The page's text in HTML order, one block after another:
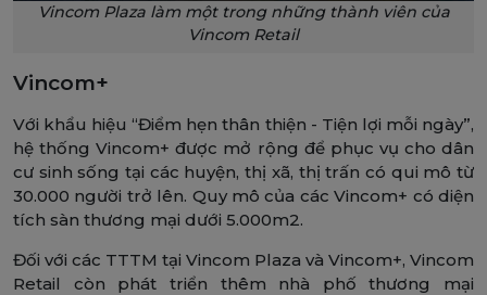
Vincom Plaza làm một trong những thành viên của
Vincom Retail
Vincom+
Với khẩu hiệu “Điểm hẹn thân thiện - Tiện lợi mỗi ngày”,
hệ thống Vincom+ được mở rộng để phục vụ cho dân
cư sinh sống tại các huyện, thị xã, thị trấn có qui mô từ
30.000 người trở lên. Quy mô của các Vincom+ có diện
tích sàn thương mại dưới 5.000m2.
Đối với các TTTM tại Vincom Plaza và Vincom+, Vincom
Retail còn phát triển thêm nhà phố thương mại